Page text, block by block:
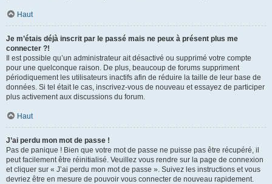
Haut
Je m’étais déjà inscrit par le passé mais ne peux à présent plus me
connecter ?!
Il est possible qu’un administrateur ait désactivé ou supprimé votre compte
pour une quelconque raison. De plus, beaucoup de forums suppriment
périodiquement les utilisateurs inactifs afin de réduire la taille de leur base de
données. Si tel était le cas, inscrivez-vous de nouveau et essayez de participer
plus activement aux discussions du forum.
Haut
J’ai perdu mon mot de passe !
Pas de panique ! Bien que votre mot de passe ne puisse pas être récupéré, il
peut facilement être réinitialisé. Veuillez vous rendre sur la page de connexion
et cliquer sur « J’ai perdu mon mot de passe ». Suivez les instructions et vous
devriez être en mesure de pouvoir vous connecter de nouveau rapidement.